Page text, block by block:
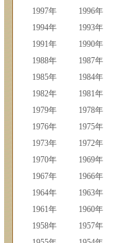
1997年
1996年
1994年
1993年
1991年
1990年
1988年
1987年
1985年
1984年
1982年
1981年
1979年
1978年
1976年
1975年
1973年
1972年
1970年
1969年
1967年
1966年
1964年
1963年
1961年
1960年
1958年
1957年